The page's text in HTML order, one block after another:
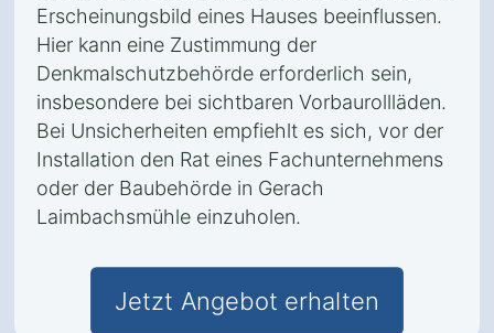
Erscheinungsbild eines Hauses beeinflussen.
Hier kann eine Zustimmung der
Denkmalschutzbehörde erforderlich sein,
insbesondere bei sichtbaren Vorbaurollläden.
Bei Unsicherheiten empfiehlt es sich, vor der
Installation den Rat eines Fachunternehmens
oder der Baubehörde in Gerach
Laimbachsmühle einzuholen.
Jetzt Angebot erhalten